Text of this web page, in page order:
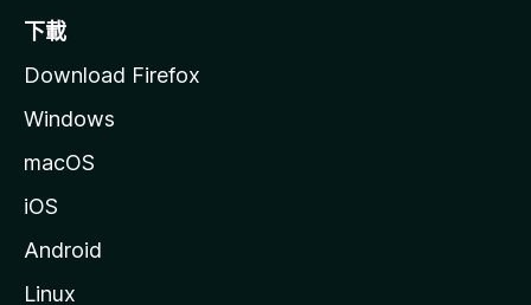
下載
Download Firefox
Windows
macOS
iOS
Android
Linux